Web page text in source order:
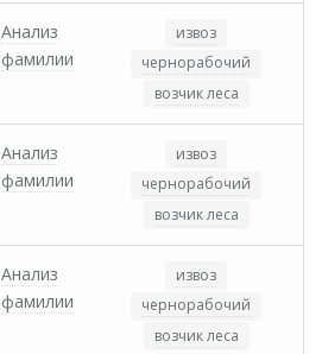
Анализ
фамилии
извоз
чернорабочий
возчик леса
Анализ
фамилии
извоз
чернорабочий
возчик леса
Анализ
фамилии
извоз
чернорабочий
возчик леса